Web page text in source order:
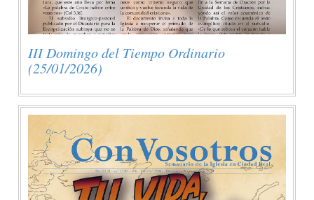
III Domingo del Tiempo Ordinario
(25/01/2026)